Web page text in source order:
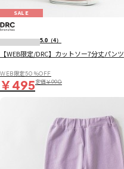
SALE
5.0 （4）
【WEB限定/DRC】カットソー7分丈パンツ
WEB限定50％OFF
￥495定価￥990